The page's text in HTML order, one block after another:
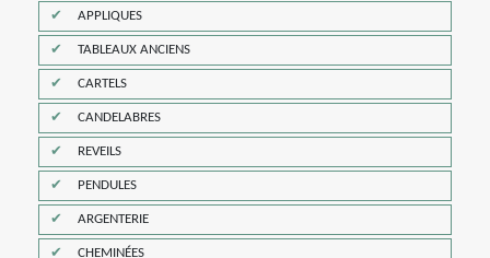
APPLIQUES
TABLEAUX ANCIENS
CARTELS
CANDELABRES
REVEILS
PENDULES
ARGENTERIE
CHEMINÉES